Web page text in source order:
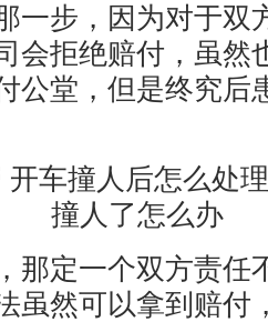
一步，因为对于双
会拒绝赔付，虽然
公堂，但是终究后
那定一个双方责任
虽然可以拿到赔付